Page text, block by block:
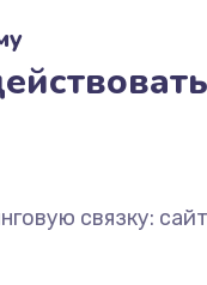
связку: